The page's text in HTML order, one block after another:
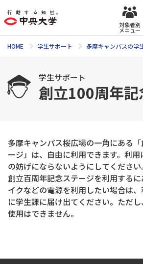
対象者別
メニュー
HOME 学生サポート 多摩キャンパスの学
学生サポート
創立100周年
多摩キャンパス桜広場の一角にある
ージ」は、自由に利用できます。利
の妨げにならないようにしてください
創立百周年記念ステージを利用する
イクなどの電源を利用したい場合は
に学生課に届け出てください。ただ
使用はできません。